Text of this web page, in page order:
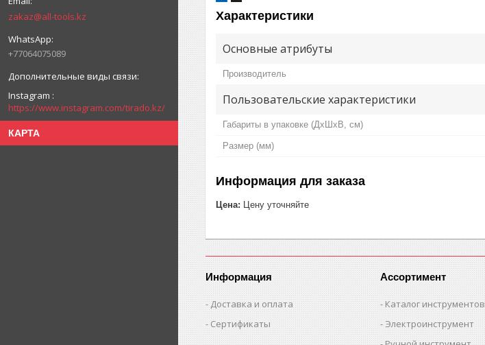
zakaz@all-tools.kz
+77064075089
Instagram
https://www.instagram.com/tirado.kz/
КАРТА
Характеристики
Основные атрибуты
Производитель
Пользовательские характеристики
Габариты в упаковке (ДхШхВ, см)
Размер (мм)
Информация для заказа
Цена: Цену уточняйте
Информация
Доставка и оплата
Сертификаты
Ассортимент
Каталог инструментов
Электроинструмент